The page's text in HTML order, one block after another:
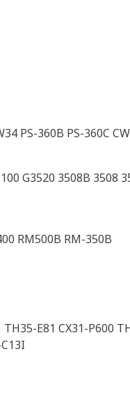
PS-360B PS-360C
G3520 3508B 3508
RM500B RM-350B
E81 CX31-P600